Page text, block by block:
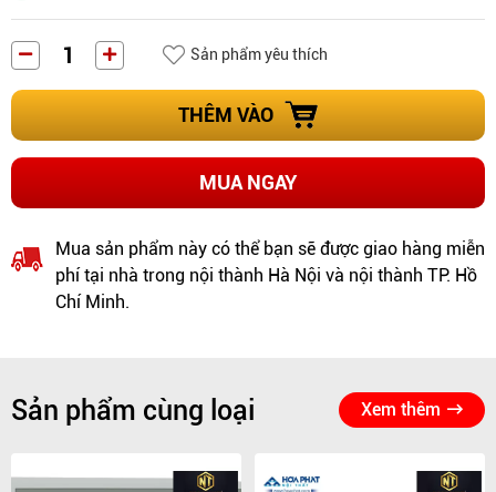
Sản phẩm yêu thích
THÊM VÀO
MUA NGAY
Mua sản phẩm này có thể bạn sẽ được giao hàng miễn
phí tại nhà trong nội thành Hà Nội và nội thành TP. Hồ
Chí Minh.
Sản phẩm cùng loại Xem thêm